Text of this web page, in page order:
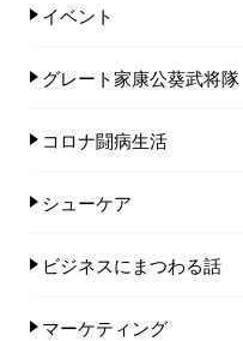
イベント
グレート家康公葵武将隊
コロナ闘病生活
シューケア
ビジネスにまつわる話
マーケティング